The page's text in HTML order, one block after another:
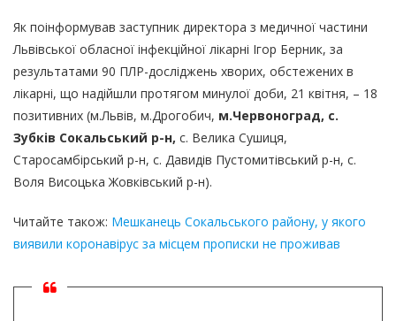
Як поінформував заступник директора з медичної частини
Львівської обласної інфекційної лікарні Ігор Берник, за
результатами 90 ПЛР-досліджень хворих, обстежених в
лікарні, що надійшли протягом минулої доби, 21 квітня, – 18
позитивних (м.Львів, м.Дрогобич, м.Червоноград, с.
Зубків Сокальський р-н, с. Велика Сушиця,
Старосамбірський р-н, с. Давидів Пустомитівський р-н, с.
Воля Висоцька Жовківський р-н).
Читайте також: Мешканець Сокальського району, у якого
виявили коронавірус за місцем прописки не проживав